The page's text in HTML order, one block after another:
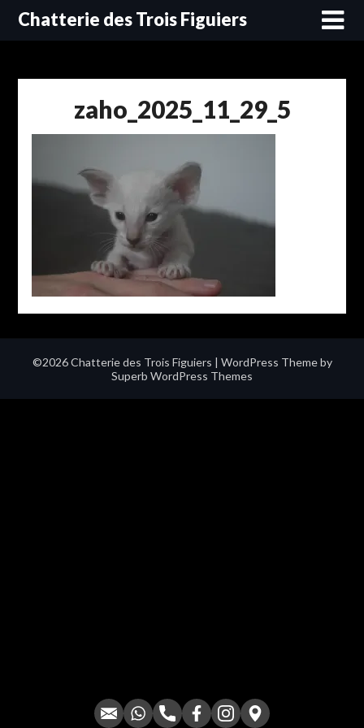
SkipChatterie des Trois Figuiers
zaho_2025_11_29_5
©2026 Chatterie des Trois Figuiers | WordPress Theme by
Superb WordPress Themes